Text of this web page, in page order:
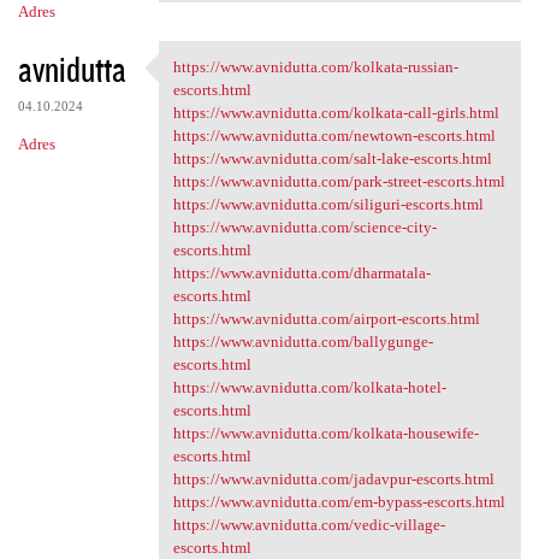
Adres
avnidutta
04.10.2024
Adres
https://www.avnidutta.com
https://www.avnidutta.com/kolkata-russian-
escorts.html
https://www.avnidutta.com/kolkata-call-girls.html
https://www.avnidutta.com/newtown-escorts.html
https://www.avnidutta.com/salt-lake-escorts.html
https://www.avnidutta.com/park-street-escorts.html
https://www.avnidutta.com/siliguri-escorts.html
https://www.avnidutta.com/science-city-
escorts.html
https://www.avnidutta.com/dharmatala-
escorts.html
https://www.avnidutta.com/airport-escorts.html
https://www.avnidutta.com/ballygunge-
escorts.html
https://www.avnidutta.com/kolkata-hotel-
escorts.html
https://www.avnidutta.com/kolkata-housewife-
escorts.html
https://www.avnidutta.com/jadavpur-escorts.html
https://www.avnidutta.com/em-bypass-escorts.html
https://www.avnidutta.com/vedic-village-
escorts.html